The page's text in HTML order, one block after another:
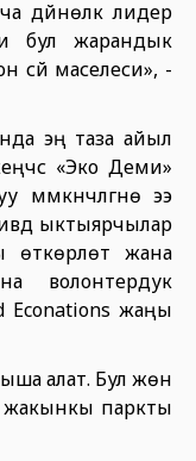
дүйнөлүк лидер
бул жарандык
маселеси», -
эң таза айыл
«Эко Деми»
ээ
ыктыярчылар
өткөрүлөт жана
волонтердук
Econations жаңы
алат. Бул жөн
жакынкы паркты